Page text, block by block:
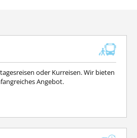
oder Kurreisen. Wir bieten
Angebot.